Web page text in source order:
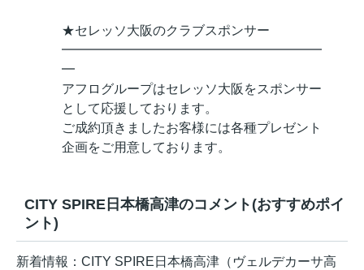
★セレッソ大阪のクラブスポンサー
━━━━━━━━━━━━━━━━━━━━
━
アフログループはセレッソ大阪をスポンサー
として応援しております。
ご成約頂きましたお客様には各種プレゼント
企画をご用意しております。
CITY SPIRE日本橋高津のコメント(おすすめポイ
ント)
新着情報：CITY SPIRE日本橋高津（ヴェルデカーサ高